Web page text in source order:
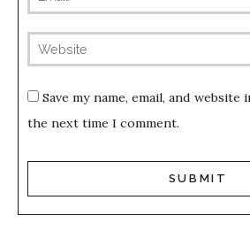
Save my name, email, and
the next time I comment.